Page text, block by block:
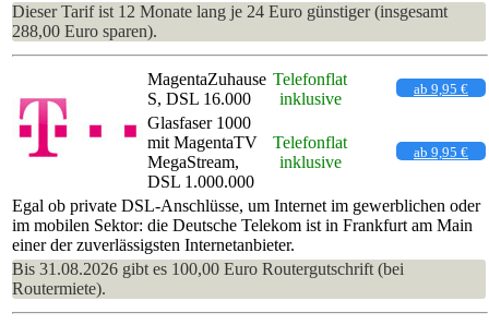
Dieser Tarif ist 12 Monate lang je 24 Euro günstiger (insgesamt
288,00 Euro sparen).
MagentaZuhause
S, DSL 16.000
Telefonflat
inklusive
ab 9,95 €
Glasfaser 1000
mit MagentaTV
MegaStream,
DSL 1.000.000
Telefonflat
inklusive
ab 9,95 €
Egal ob private DSL-Anschlüsse, um Internet im gewerblichen oder
im mobilen Sektor: die Deutsche Telekom ist in Frankfurt am Main
einer der zuverlässigsten Internetanbieter.
Bis 31.08.2026 gibt es 100,00 Euro Routergutschrift (bei
Routermiete).